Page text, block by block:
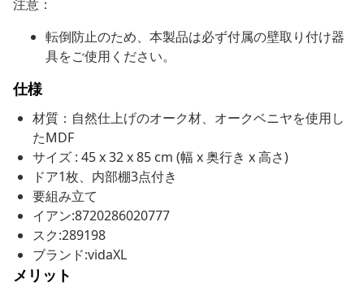
注意：
転倒防止のため、本製品は必ず付属の壁取り付け器
具をご使用ください。
仕様
材質：自然仕上げのオーク材、オークベニヤを使用し
たMDF
サイズ : 45 x 32 x 85 cm (幅 x 奥行き x 高さ)
ドア1枚、内部棚3点付き
要組み立て
イアン:8720286020777
スク:289198
ブランド:vidaXL
メリット